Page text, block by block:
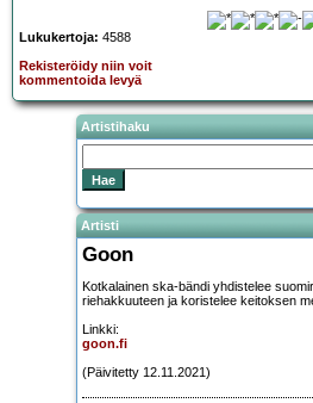
Lukukertoja: 4588
Rekisteröidy niin voit
kommentoida levyä
Artistihaku
Artisti
Goon
Kotkalainen ska-bändi yhdistelee
riehakkuuteen ja koristelee keitoksen
Linkki:
goon.fi
(Päivitetty 12.11.2021)